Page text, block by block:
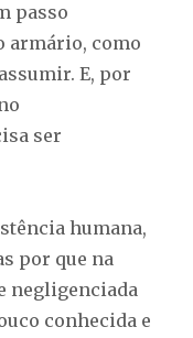
passo
armário, como
E, por
ser
humana,
por que na
negligenciada
conhecida e